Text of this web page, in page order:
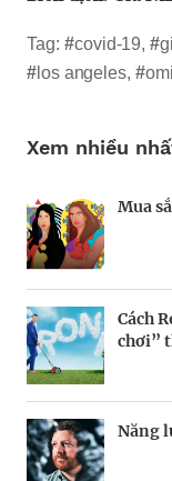
Tag: #covid-19,#
# los angeles, #
Xem nhiều
Mua
Cách
chơi”
Năng
Nhà
Thợ
Nếu
Kiểm
Kết